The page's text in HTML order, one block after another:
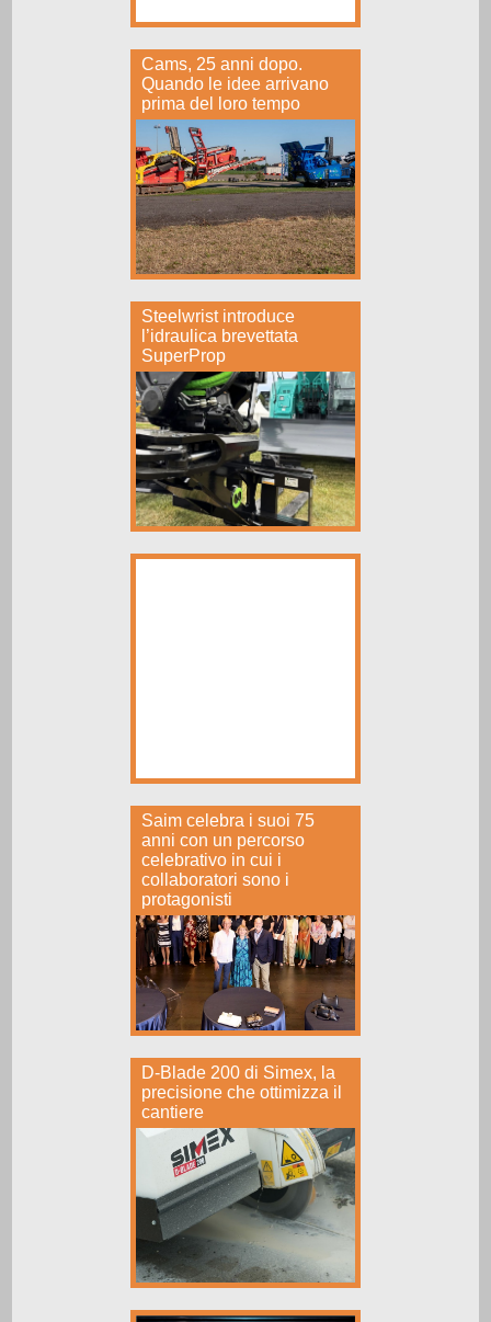
Cams, 25 anni dopo.
Quando le idee arrivano
prima del loro tempo
Steelwrist introduce
l’idraulica brevettata
SuperProp
Saim celebra i suoi 75
anni con un percorso
celebrativo in cui i
collaboratori sono i
protagonisti
D-Blade 200 di Simex, la
precisione che ottimizza il
cantiere